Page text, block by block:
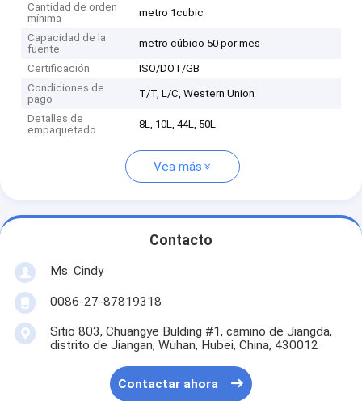
Cantidad de orden
mínima
metro 1cubic
Capacidad de la
fuente
metro cúbico 50 por mes
Certificación
ISO/DOT/GB
Condiciones de
pago
T/T, L/C, Western Union
Detalles de
empaquetado
8L, 10L, 44L, 50L
Vea más
Contacto
Ms. Cindy
0086-27-87819318
Sitio 803, Chuangye Bulding #1, camino de Jiangda,
distrito de Jiangan, Wuhan, Hubei, China, 430012
Contactar ahora